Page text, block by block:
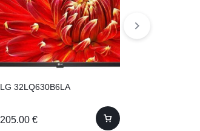
LG 32LQ630B6LA
205.00 €